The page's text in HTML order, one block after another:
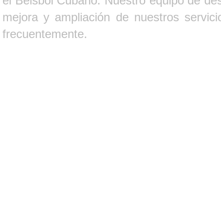
mejora y ampliación de nuestros
frecuentemente.